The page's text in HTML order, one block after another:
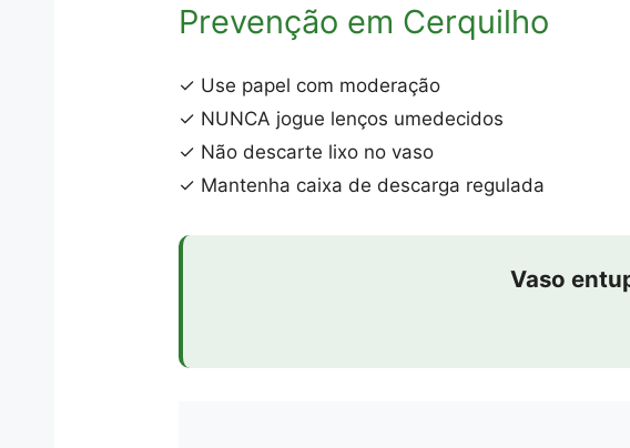
Prevenção em Cerquilho
✓ Use papel com moderação
✓ NUNCA jogue lenços umedecidos
✓ Não descarte lixo no vaso
✓ Mantenha caixa de descarga regulada
Vaso